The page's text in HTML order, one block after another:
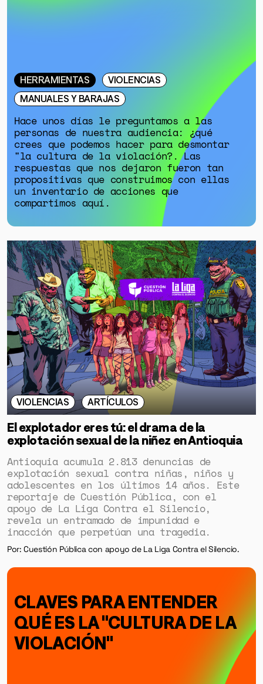
GÉNERO
DERECHOS HUMANOS
SALUD MENTAL
EMERGENCIA CLIMÁTICA
HERRAMIENTAS
VIOLENCIAS
MANUALES Y BARAJAS
Hace unos días le preguntamos a las
personas de nuestra audiencia: ¿qué
crees que podemos hacer para desmontar
"la cultura de la violación?. Las
respuestas que nos dejaron fueron tan
propositivas que construimos con ellas
un inventario de acciones que
compartimos aquí.
VIOLENCIAS ARTÍCULOS
El explotador eres tú: el drama de la
explotación sexual de la niñez en Antioquia
Antioquia acumula 2.813 denuncias de
explotación sexual contra niñas, niños y
adolescentes en los últimos 14 años. Este
reportaje de Cuestión Pública, con el
apoyo de La Liga Contra el Silencio,
revela un entramado de impunidad e
inacción que perpetúan una tragedia.
Por: Cuestión Pública con apoyo de La Liga Contra el Silencio.
CLAVES PARA ENTENDER
QUÉ ES LA "CULTURA DE LA
VIOLACIÓN"